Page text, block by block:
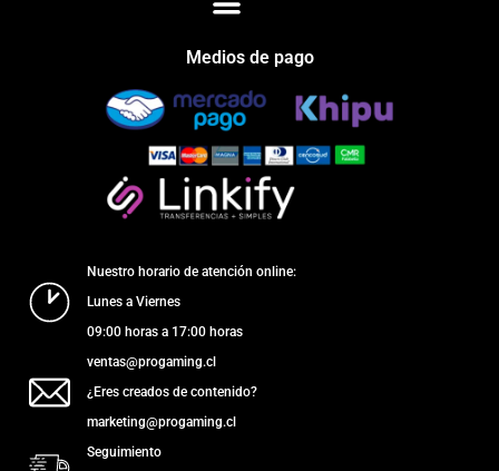
Medios de pago
Nuestro horario de atención online:
Lunes a Viernes
09:00 horas a 17:00 horas
ventas@progaming.cl
¿Eres creados de contenido?
marketing@progaming.cl
Seguimiento